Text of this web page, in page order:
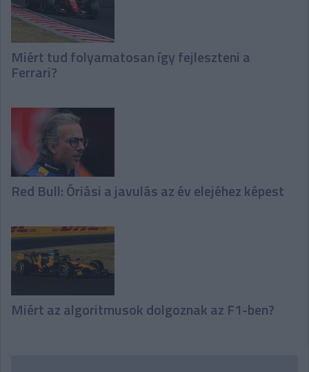
Miért tud folyamatosan így fejleszteni a
Ferrari?
Red Bull: Óriási a javulás az év elejéhez képest
Miért az algoritmusok dolgoznak az F1-ben?